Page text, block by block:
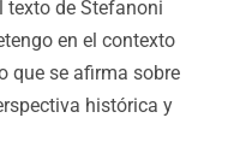
texto de Stefanoni
en el contexto
que se afirma sobre
histórica y